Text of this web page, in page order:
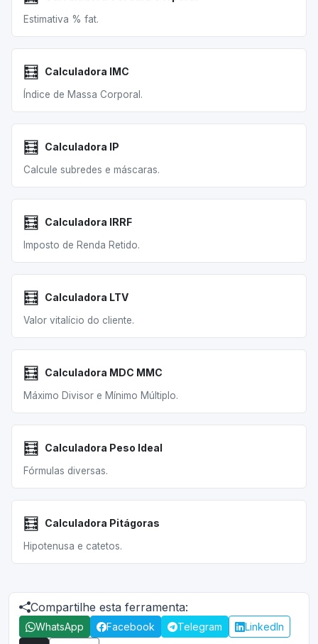
Estimativa % fat.
🧮 Calculadora IMC
Índice de Massa Corporal.
🧮 Calculadora IP
Calcule subredes e máscaras.
🧮 Calculadora IRRF
Imposto de Renda Retido.
🧮 Calculadora LTV
Valor vitalício do cliente.
🧮 Calculadora MDC MMC
Máximo Divisor e Mínimo Múltiplo.
🧮 Calculadora Peso Ideal
Fórmulas diversas.
🧮 Calculadora Pitágoras
Hipotenusa e catetos.
Compartilhe esta ferramenta:
WhatsApp Facebook Telegram
LinkedIn